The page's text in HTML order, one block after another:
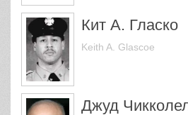
Кит А. Гласко
Keith A. Glascoe
Джуд